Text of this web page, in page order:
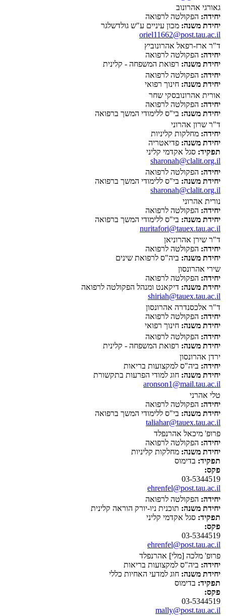
גאורגי אהרונוב
יחידה: הפקולטה לרפואה
יחידת משנה: מכון עיניים ע"ש גולדשלגר
oriel11662@post.tau.ac.il
ד"ר ארז-רפאל אהרונוביץ
יחידה: הפקולטה לרפואה
יחידת משנה: רפואת המשפחה - קלינית
יחידה: הפקולטה לרפואה
יחידת משנה: חינוך רפואי
אורית אהרונובסקי שחר
יחידה: הפקולטה לרפואה
יחידת משנה: בי"ס ללימודי המשך ברפואה
ד"ר שרון אהרוני
יחידה: מחלקות קליניות
יחידת משנה: פדיאטריה
תפקיד: סגל אקדמי קליני
sharonah@clalit.org.il
יחידה: הפקולטה לרפואה
יחידת משנה: בי"ס ללימודי המשך ברפואה
sharonah@clalit.org.il
נורית אהרוני
יחידה: הפקולטה לרפואה
יחידת משנה: בי"ס ללימודי המשך ברפואה
nuritafori@tauex.tau.ac.il
ד"ר שירן אהרוניאן
יחידה: הפקולטה לרפואה
יחידת משנה: ביה"ס לרפואת שינים
שירי אהרונסון
יחידה: הפקולטה לרפואה
יחידת משנה: דיקאנט ומנהל הפקולטה לרפואה
shiriah@tauex.tau.ac.il
ד"ר אלכסנדרה אהרונסון
יחידה: הפקולטה לרפואה
יחידת משנה: חינוך רפואי
יחידה: הפקולטה לרפואה
יחידת משנה: רפואת המשפחה - קלינית
ירדן אהרונסון
יחידה: ביה"ס למקצועות בריאות
יחידת משנה: חוג למודי הפרעות בתקשורת
aronson1@mail.tau.ac.il
טלי אהרני
יחידה: הפקולטה לרפואה
יחידת משנה: בי"ס ללימודי המשך ברפואה
taliahar@tauex.tau.ac.il
פרופ' מיכאל אהרנפלד
יחידה: הפקולטה לרפואה
יחידת משנה: מחלקות קליניות
תפקיד: בדימוס
פקס:
03-5344519
ehrenfel@post.tau.ac.il
יחידה: הפקולטה לרפואה
יחידת משנה: תוכנית ניו-יורק הוראה קלינית
תפקיד: סגל אקדמי קליני
פקס:
03-5344519
ehrenfel@post.tau.ac.il
פרופ' מלכה [מלי] אהרנפלד
יחידה: ביה"ס למקצועות בריאות
יחידת משנה: חוג למדעי האחיות כללי
תפקיד: בדימוס
פקס:
03-5344519
mally@post.tau.ac.il